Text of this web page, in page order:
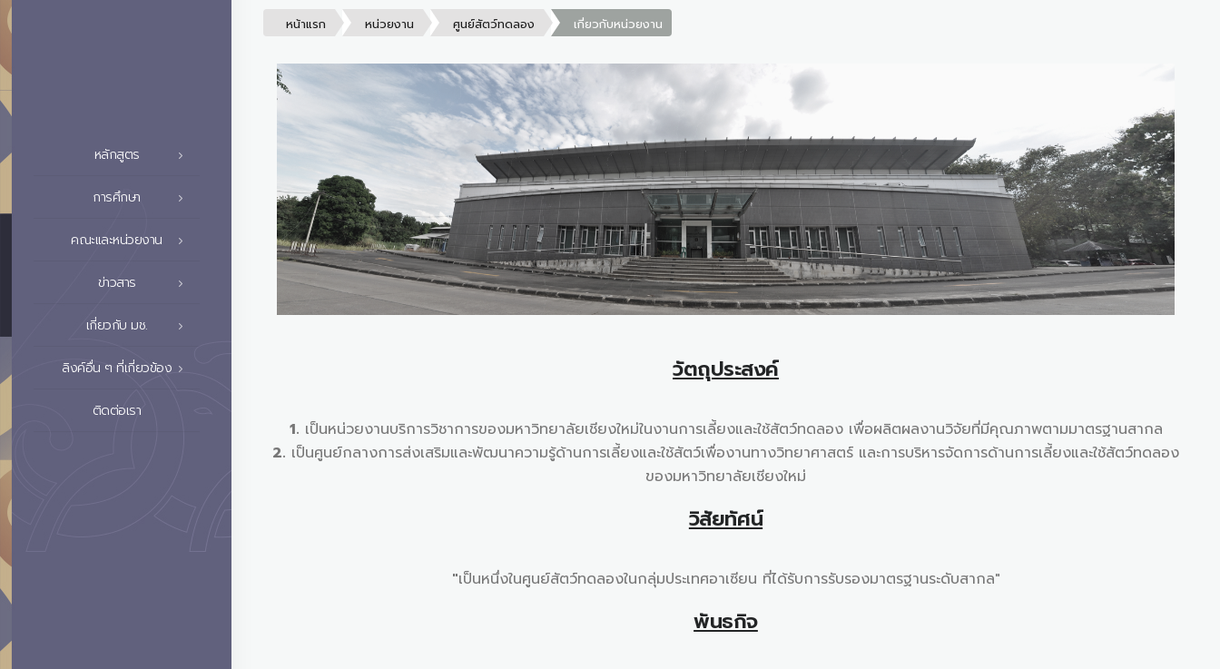
หลักสูตร
การศึกษา
คณะและหน่วยงาน
ข่าวสาร
เกี่ยวกับ มช.
ลิงค์อื่น ๆ ที่เกี่ยวข้อง
ติดต่อเรา
หน้าแรก หน่วยงาน ศูนย์สัตว์ทดลอง เกี่ยวกับหน่วยงาน
วัตถุประสงค์
1. เป็นหน่วยงานบริการวิชาการของมหาวิทยาลัยเชียงใหม่ในงานการเลี้ยงและใช้สัตว์ทดลอง เพื่อผลิตผลงานวิจัยที่มีคุณภาพตามมาตรฐานสากล
2. เป็นศูนย์กลางการส่งเสริมและพัฒนาความรู้ด้านการเลี้ยงและใช้สัตว์เพื่องานทางวิทยาศาสตร์ และการบริหารจัดการด้านการเลี้ยงและใช้สัตว์ทดลอง
ของมหาวิทยาลัยเชียงใหม่
วิสัยทัศน์
"เป็นหนึ่งในศูนย์สัตว์ทดลองในกลุ่มประเทศอาเซียน ที่ได้รับการรับรองมาตรฐานระดับสากล"
พันธกิจ